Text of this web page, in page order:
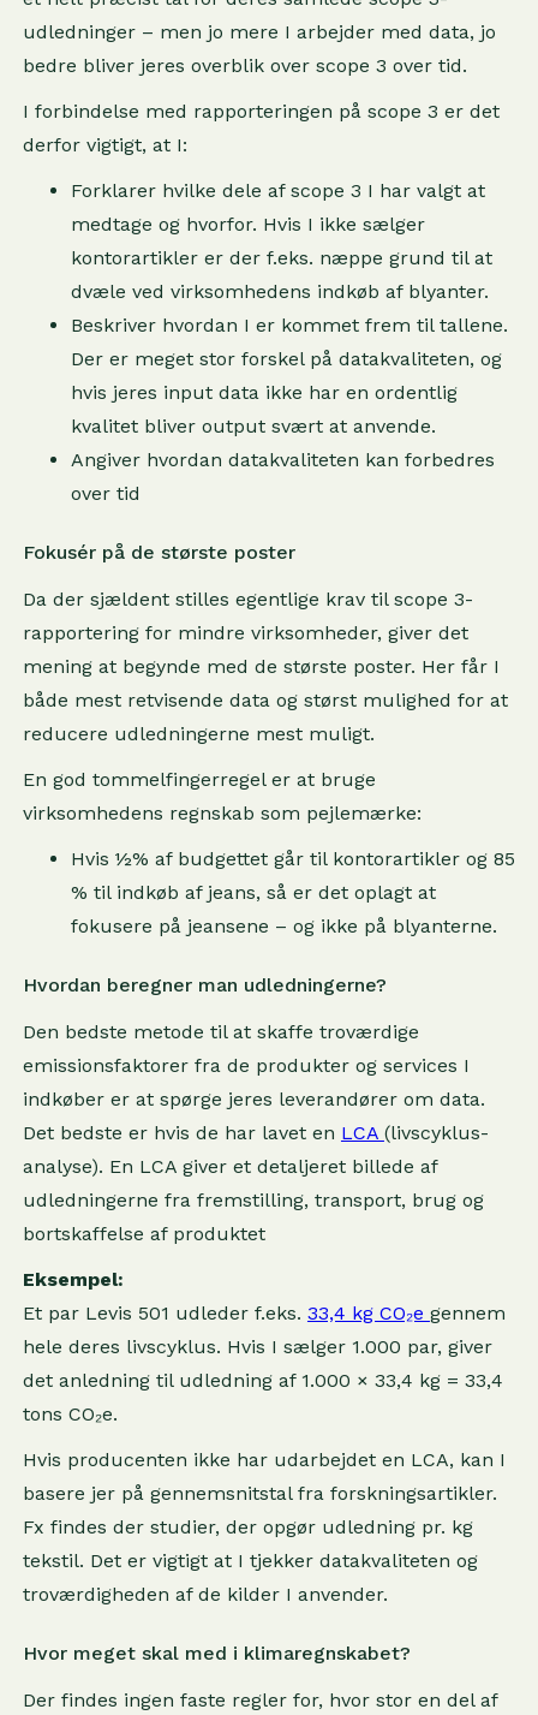
udledninger – men jo mere I arbejder med data, jo
bedre bliver jeres overblik over scope 3 over tid.
I forbindelse med rapporteringen på scope 3 er det
derfor vigtigt, at I:
Forklarer hvilke dele af scope 3 I har valgt at
medtage og hvorfor. Hvis I ikke sælger
kontorartikler er der f.eks. næppe grund til at
dvæle ved virksomhedens indkøb af blyanter.
Beskriver hvordan I er kommet frem til tallene.
Der er meget stor forskel på datakvaliteten, og
hvis jeres input data ikke har en ordentlig
kvalitet bliver output svært at anvende.
Angiver hvordan datakvaliteten kan forbedres
over tid
Fokusér på de største poster
Da der sjældent stilles egentlige krav til scope 3-
rapportering for mindre virksomheder, giver det
mening at begynde med de største poster. Her får I
både mest retvisende data og størst mulighed for at
reducere udledningerne mest muligt.
En god tommelfingerregel er at bruge
virksomhedens regnskab som pejlemærke:
Hvis ½% af budgettet går til kontorartikler og 85
% til indkøb af jeans, så er det oplagt at
fokusere på jeansene – og ikke på blyanterne.
Hvordan beregner man udledningerne?
Den bedste metode til at skaffe troværdige
emissionsfaktorer fra de produkter og services I
indkøber er at spørge jeres leverandører om data.
Det bedste er hvis de har lavet en LCA (livscyklus-
analyse). En LCA giver et detaljeret billede af
udledningerne fra fremstilling, transport, brug og
bortskaffelse af produktet
Eksempel:
Et par Levis 501 udleder f.eks. 33,4 kg CO₂e gennem
hele deres livscyklus. Hvis I sælger 1.000 par, giver
det anledning til udledning af 1.000 × 33,4 kg = 33,4
tons CO₂e.
Hvis producenten ikke har udarbejdet en LCA, kan I
basere jer på gennemsnitstal fra forskningsartikler.
Fx findes der studier, der opgør udledning pr. kg
tekstil. Det er vigtigt at I tjekker datakvaliteten og
troværdigheden af de kilder I anvender.
Hvor meget skal med i klimaregnskabet?
Der findes ingen faste regler for, hvor stor en del af